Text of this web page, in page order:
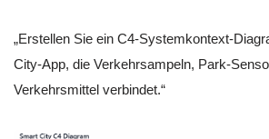
„Erstellen Sie ein C4-Systemkontext-
City-App, die Verkehrsampeln, Park-
Verkehrsmittel verbindet.“